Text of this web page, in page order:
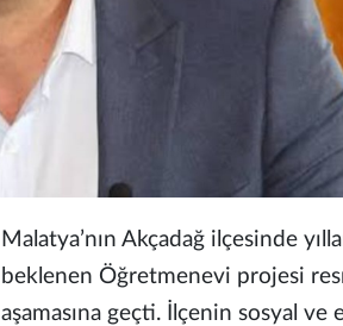
Malatya’nın Akçadağ ilçesinde
beklenen Öğretmenevi projesi
aşamasına geçti. İlçenin sosyal ve